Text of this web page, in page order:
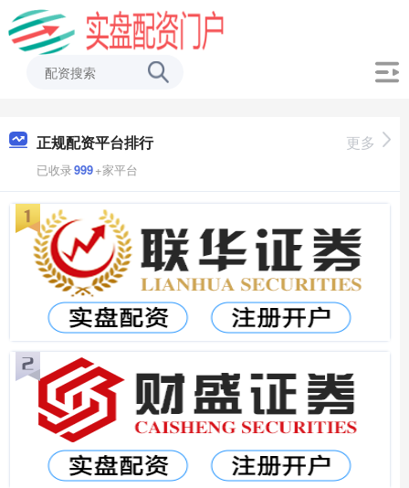
正规配资平台排行
已收录999+家平台
更多